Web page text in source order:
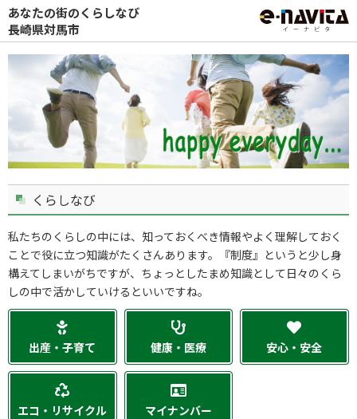
あなたの街のくらしなび
長崎県対馬市
くらしなび
私たちのくらしの中には、知っておくべき情報やよく理解しておく
ことで役に立つ知識がたくさんあります。『制度』というと少し身
構えてしまいがちですが、ちょっとしたまめ知識として日々のくら
しの中で活かしていけるといいですね。
出産・子育て 健康・医療 安心・安全
エコ・リサイクル マイナンバー